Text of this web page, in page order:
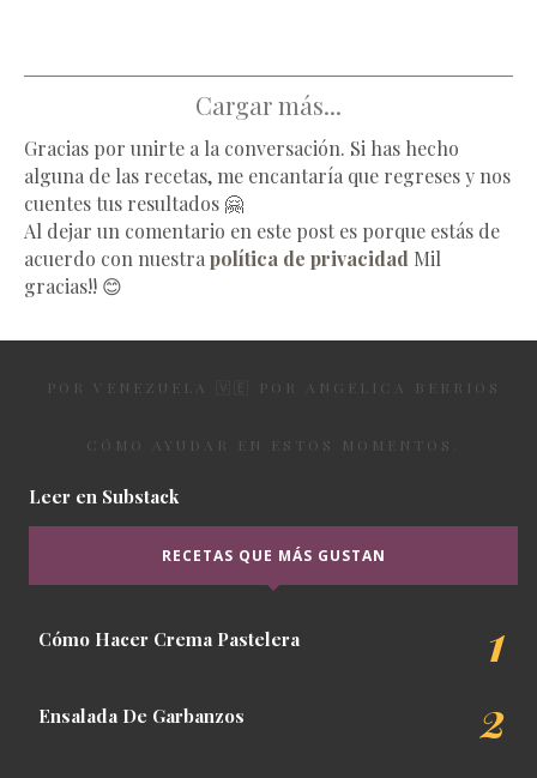
Cargar más...
Gracias por unirte a la conversación. Si has hecho
alguna de las recetas, me encantaría que regreses y nos
cuentes tus resultados 🤗
Al dejar un comentario en este post es porque estás de
acuerdo con nuestra política de privacidad Mil
gracias!! 😊
POR VENEZUELA 🇻🇪 POR ANGELICA BERRIOS
CÓMO AYUDAR EN ESTOS MOMENTOS.
Leer en Substack
RECETAS QUE MÁS GUSTAN
Cómo Hacer Crema Pastelera
Ensalada De Garbanzos